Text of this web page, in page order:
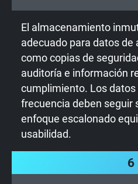
El almacenamiento
adecuado para datos de
como copias de
auditoría e información
cumplimiento. Los datos
frecuencia deben seguir
enfoque escalonado
usabilidad.
6